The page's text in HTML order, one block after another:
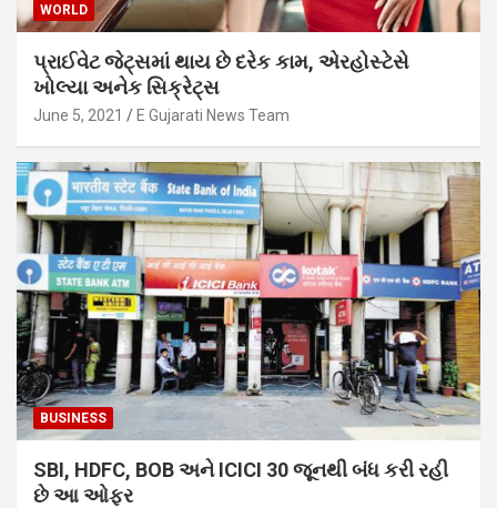
WORLD
પ્રાઈવેટ જેટ્સમાં થાય છે દરેક કામ, એરહોસ્ટેસે
ખોલ્યા અનેક સિક્રેટ્સ
June 5, 2021 E Gujarati News Team
BUSINESS
SBI, HDFC, BOB અને ICICI 30 જૂનથી બંધ કરી રહી
છે આ ઓફર